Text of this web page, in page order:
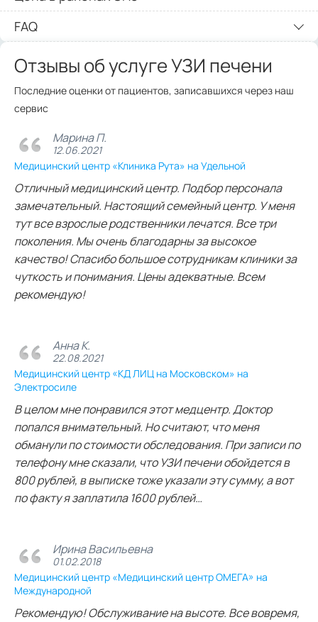
FAQ
Отзывы об услуге УЗИ печени
Последние оценки от пациентов, записавшихся через наш
сервис
Марина П.
12.06.2021
Медицинский центр «Клиника Рута» на Удельной
Отличный медицинский центр. Подбор персонала
замечательный. Настоящий семейный центр. У меня
тут все взрослые родственники лечатся. Все три
поколения. Мы очень благодарны за высокое
качество! Спасибо большое сотрудникам клиники за
чуткость и понимания. Цены адекватные. Всем
рекомендую!
Анна К.
22.08.2021
Медицинский центр «КД ЛИЦ на Московском» на
Электросиле
В целом мне понравился этот медцентр. Доктор
попался внимательный. Но считают, что меня
обманули по стоимости обследования. При записи по
телефону мне сказали, что УЗИ печени обойдется в
800 рублей, в выписке тоже указали эту сумму, а вот
по факту я заплатила 1600 рублей…
Ирина Васильевна
01.02.2018
Медицинский центр «Медицинский центр ОМЕГА» на
Международной
Рекомендую! Обслуживание на высоте. Все вовремя,